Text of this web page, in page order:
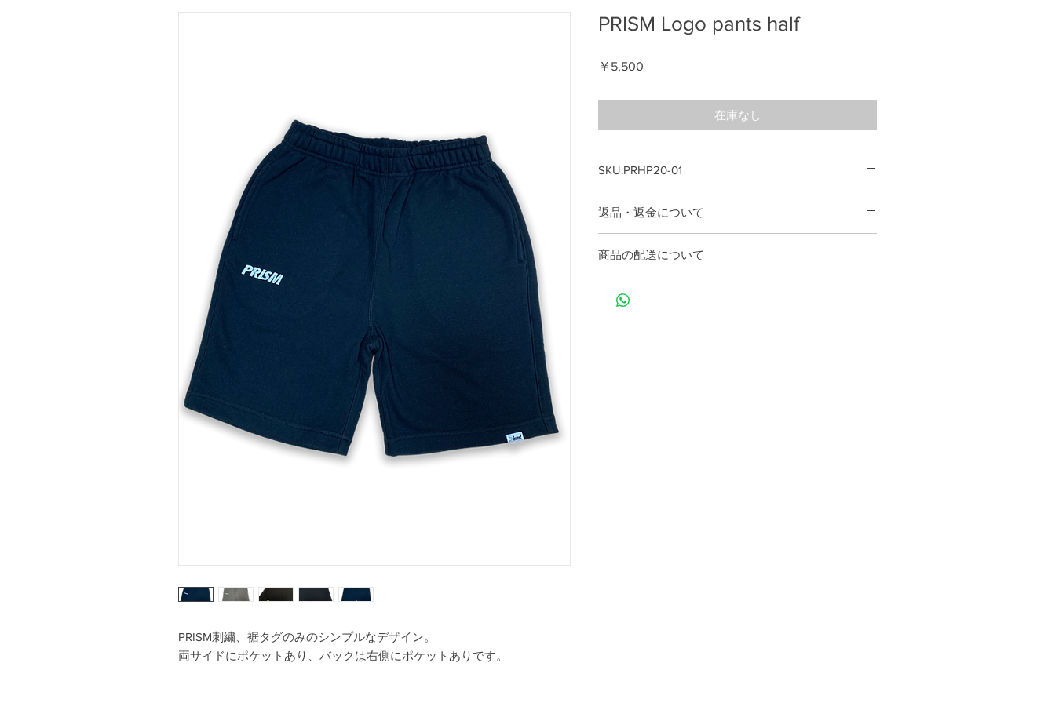
PRISM刺繍、裾タグのみのシンプルなデザイン。
両サイドにポケットあり、バックは右側にポケットありです。
PRISM Logo pants half
￥5,500
在庫なし
SKU:PRHP20-01
ウェスト S 64 / M 69 / L 74
総丈 S 47 / M 50 / L 53
股下 S 16 / M 18 / L 20
返品・返金について
はいたしません。
商品の配送について
ックにて発送いたします。